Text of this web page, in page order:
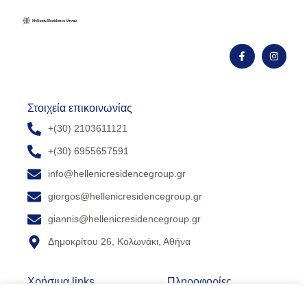
Στοιχεία επικοινωνίας
+(30) 2103611121
+(30) 6955657591
info@hellenicresidencegroup.gr
giorgos@hellenicresidencegroup.gr
giannis@hellenicresidencegroup.gr
Δημοκρίτου 26, Κολωνάκι, Αθήνα
Χρήσιμα links Πληροφορίες